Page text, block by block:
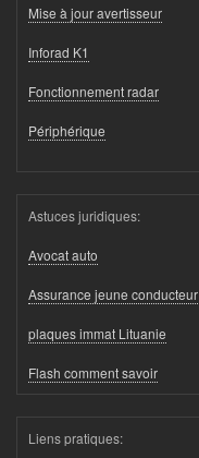
Mise à jour avertisseur
Inforad K1
Fonctionnement radar
Périphérique
Astuces juridiques:
Avocat auto
Assurance jeune conducteur
plaques immat Lituanie
Flash comment savoir
Liens pratiques: